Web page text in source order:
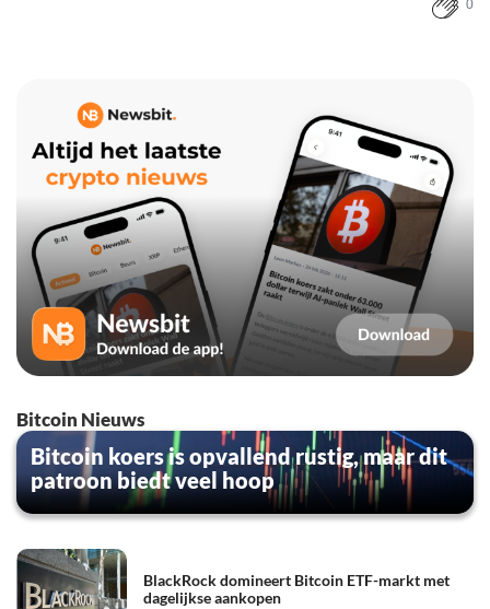
0
Bitcoin Nieuws
Bitcoin koers is opvallend rustig, maar dit
patroon biedt veel hoop
BlackRock domineert Bitcoin ETF-markt met
dagelijkse aankopen